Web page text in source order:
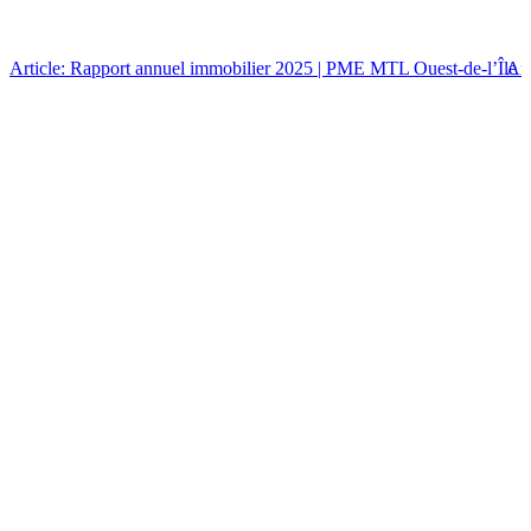
Article: Rapport annuel immobilier 2025 | PME MTL Ouest-de-l’Île